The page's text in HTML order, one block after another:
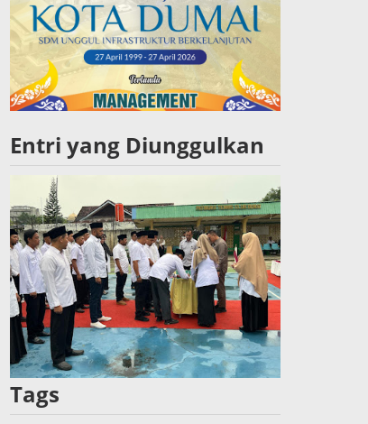
Entri yang Diunggulkan
Tags